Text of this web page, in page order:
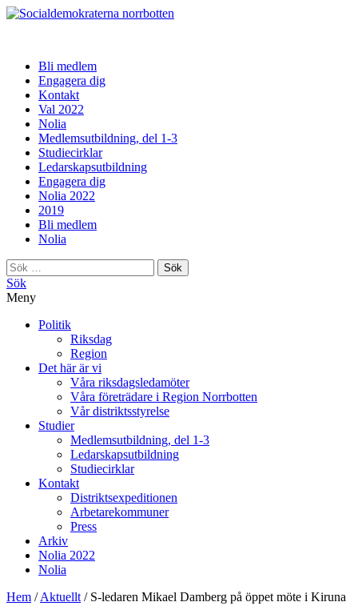
norrbotten
Bli medlem
Engagera dig
Kontakt
Val 2022
Nolia
Medlemsutbildning, del 1-3
Studiecirklar
Ledarskapsutbildning
Engagera dig
Nolia 2022
2019
Bli medlem
Nolia
Sök
efter:
Sök
Meny
Politik
Riksdag
Region
Det här är vi
Våra riksdagsledamöter
Våra företrädare i Region Norrbotten
Vår distriktsstyrelse
Studier
Medlemsutbildning, del 1-3
Ledarskapsutbildning
Studiecirklar
Kontakt
Distriktsexpeditionen
Arbetarekommuner
Press
Arkiv
Nolia 2022
Nolia
Hem /Aktuellt / S-ledaren Mikael Damberg på öppet möte i Kiruna